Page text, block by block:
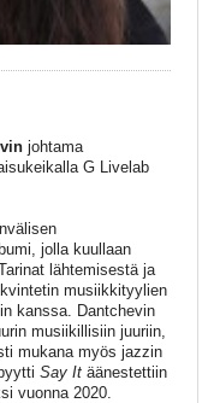
johtama
G Livelab
jolla kuullaan
lähtemisestä ja
musiikkityylien
kanssa. Dantchevin
musiikillisiin juuriin,
mukana myös jazzin
Say Itäänestettiin
vuonna 2020.